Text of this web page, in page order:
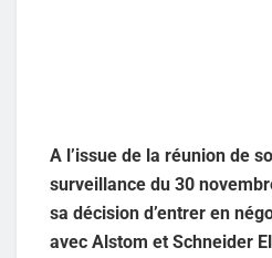
A l’issue de la réunion de
surveillance du 30
sa décision d’entrer en
avec Alstom et Schneider